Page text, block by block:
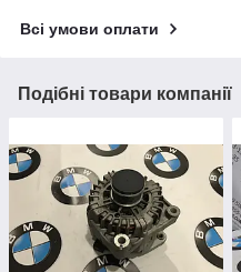
Всі умови оплати
Подібні товари компанії